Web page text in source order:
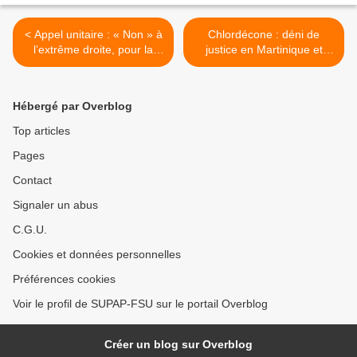
< Appel unitaire : « Non » à
l’extrême droite, pour la
justice et l’égalité !
14h
Chlordécone : déni de
justice en Martinique et
Guadeloupe ! >
Hébergé par Overblog
Top articles
Pages
Contact
Signaler un abus
C.G.U.
Cookies et données personnelles
Préférences cookies
Voir le profil de SUPAP-FSU sur le portail Overblog
Créer un blog sur Overblog